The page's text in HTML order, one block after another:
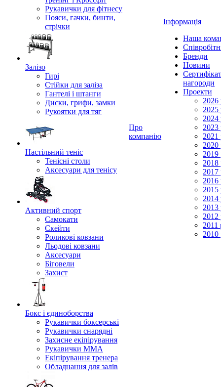
Рукавички для фітнесу
Пояси, гачки, бинти,
стрічки
Залізо
Гирі
Стійки для заліза
Гантелі і штанги
Диски, грифи, замки
Рукоятки для тяг
Настільний теніс
Тенісні столи
Аксесуари для тенісу
Активний спорт
Самокати
Скейти
Роликові ковзани
Льодові ковзани
Аксесуари
Біговели
Захист
Бокс і єдиноборства
Рукавички боксерські
Рукавички снарядні
Захисне екіпірування
Рукавички ММА
Екіпірування тренера
Обладнання для залів
Про
компанію
Інформація
Наша
Бренди
Новини
нагороди
Проекти
2026
2025
2024
2023
2021
2020
2019
2018
2017
2016
2015
2014
2013
2012
2011
2010